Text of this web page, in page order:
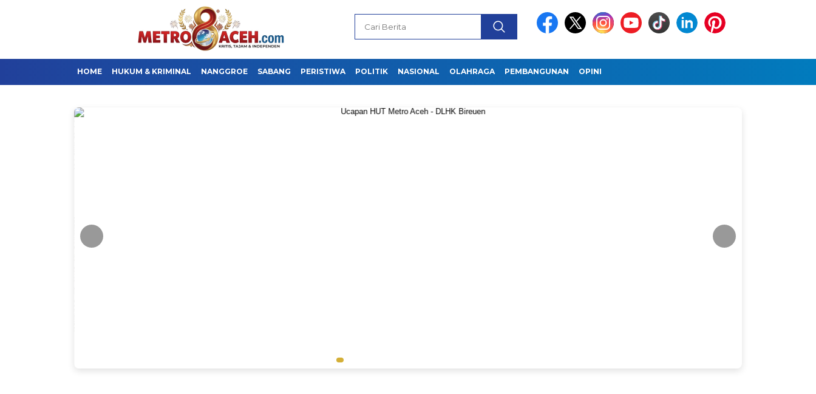
HOME HUKUM & KRIMINAL NANGGROE SABANG PERISTIWA POLITIK NASIONAL OLAHRAGA PEMBANGUNAN OPINI